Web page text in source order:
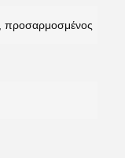
προσαρμοσμένος